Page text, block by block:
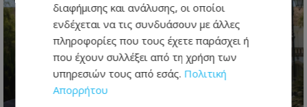
διαφήμισης και ανάλυσης, οι οποίοι
ενδέχεται να τις συνδυάσουν με άλλες
πληροφορίες που τους έχετε παράσχει ή
που έχουν συλλέξει από τη χρήση των
υπηρεσιών τους από εσάς. Πολιτική
Απορρήτου